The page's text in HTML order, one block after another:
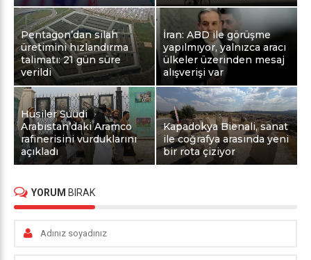
Pentagon’dan silah
üretimini hızlandırma
talimatı: 21 gün süre
verildi
İran: ABD ile görüşme
yapılmıyor, yalnızca aracı
ülkeler üzerinden mesaj
alışverişi var
Husiler Suudi
Arabistan’daki Aramco
rafinerisini vurduklarını
açıkladı
Kapadokya Bienali, sanat
ile coğrafya arasında yeni
bir rota çiziyor
YORUM BIRAK